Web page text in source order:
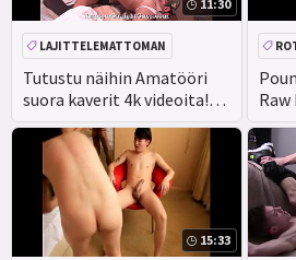
11:30
Tutustu näihin Amatööri
suora kaverit 4k videoita!
See our boys like you've
never seen them before in
4K - and they' re in the Red
Section here on XVIDEOS!!
Nauttikaa! -Jay
LAJITTELEMATTOMAN
Raw
15:33